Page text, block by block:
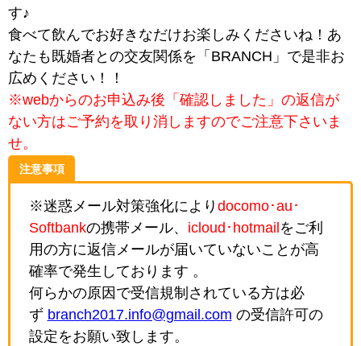
す♪
食べて飲んでお好きなだけお楽しみくださいね！あ
なたも既婚者との交友関係を「BRANCH」で是非お
広めください！！
※webからのお申込み後「確認しました」の返信が
ない方はご予約を取り消しますのでご注意下さいま
せ。
注意事項
※迷惑メール対策強化により docomo･au･
Softbankの携帯メール、 icloud･hotmail をご利
用の方に返信メールが届いていないことが高
確率で発生しております 。
何らかの原因で受信規制されている方は必
ず branch2017.info@gmail.com の受信許可の
設定をお願い致します。